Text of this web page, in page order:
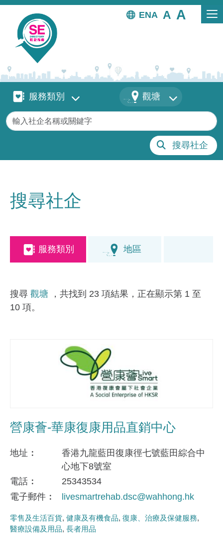
移至主內容
EN
服務類別服務類別 地區 觀塘
關鍵字
搜尋社企
搜尋社企
服務類別 地區
搜尋 觀塘
，共找到 23 項結果，正在顯示第 1 至
10 項。
營康薈-華康復康用品直銷中心
地址
香港九龍藍田復康徑七號藍田綜合中
心地下8號室
電話
25343534
電子郵件
livesmartrehab.dsc@wahhong.hk
零售及生活百貨 健康及有機食品 復康、治療及保健服務
醫療設備及用品 長者用品